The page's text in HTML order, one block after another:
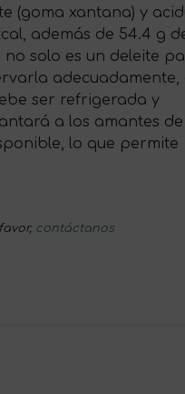
(goma xantana) y
además de 54.4 g
no solo es un deleite
adecuadamente,
ser refrigerada y
a los amantes
lo que permite
contáctanos